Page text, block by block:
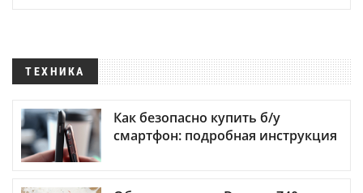
ТЕХНИКА
Как безопасно купить б/у
смартфон: подробная инструкция